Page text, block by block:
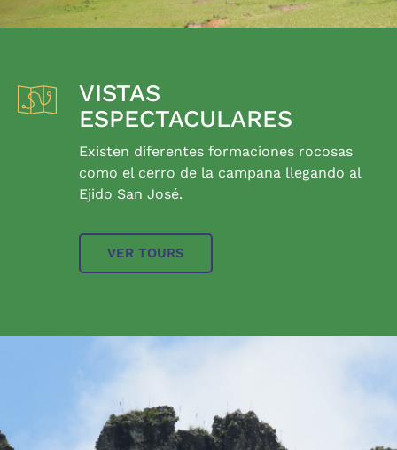
VISTAS
ESPECTACULARES
Existen diferentes formaciones rocosas
como el cerro de la campana llegando al
Ejido San José.
VER TOURS